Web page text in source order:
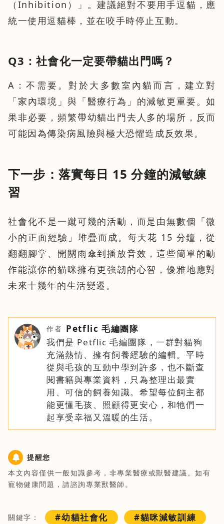
（Inhibition）」。建議絕對不要用手逗貓，應
統一使用逗貓棒，並在咬手時停止互動。
Q3：社會化一定要帶貓出門嗎？
A：不需要。對於大多數室內貓而言，建立對
「家內環境」與「醫療行為」的減敏更重要。如
果非必要，頻繁帶幼貓出門去人多的場所，反而
可能因為傳染病風險與極大恐懼造成反效果。
下一步：落實每日 15 分鐘的減敏練
習
社會化不是一蹴可幾的活動，而是由無數個「微
小的正面經驗」堆疊而成。每天花 15 分鐘，從
翻翻腳掌、開關雨傘到播放音效，這些簡單的動
作能讓你的貓咪擁有更強韌的心智，優雅地應對
未來十幾年的生活變遷。
Petflic 毛編團隊
我們是 Petflic 毛編團隊，一群對貓狗
充滿熱情、擁有飼養經驗的編輯。平時
從與毛孩的互動中學到許多，也不斷查
閱書籍與專業資料，只為整理出最實
用、可信的飼養知識。希望每位飼主都
能更懂毛孩、照顧得更安心，和牠們一
起享受幸福又溫暖的生活。
提醒您
本文內容僅供一般知識參考，非專業醫療或獸醫建議。如有
寵物健康問題，請諮詢專業獸醫師。
關鍵字： #幼貓社會化 #貓咪減敏訓練